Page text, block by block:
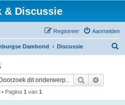
& Discussie
Aanmelden
Registreer
Dambond Discussie
Zoek
Pagina 1 van 1